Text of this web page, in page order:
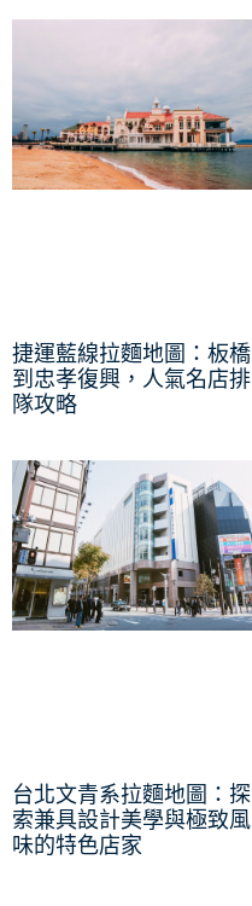
捷運藍線拉麵地圖：板橋
到忠孝復興，人氣名店排
隊攻略
台北文青系拉麵地圖：探
索兼具設計美學與極致風
味的特色店家